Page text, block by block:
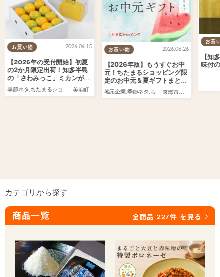
お買い物
美浜町
2026.06.15
【2026年の受付開始】初夏
の2か月限定出荷！知多半島
の「さわみっこ」ミカンが販
売スタート／ちたまるショッ
ピング
季節ネタ,ちたまるショッピング
お買い物
東海市
,大府市 知多市,
2026.06.26
【2026年版】もうすぐお中
元！ちたまるショッピング限
定のお中元＆夏ギフトまとめ
／ちたまるショッピング
地元企業,季節ネタ,ちたまるショッピング ,家族,
お買
【知
味付
カテゴリから探す
商品一覧 全商品 227件 を見る